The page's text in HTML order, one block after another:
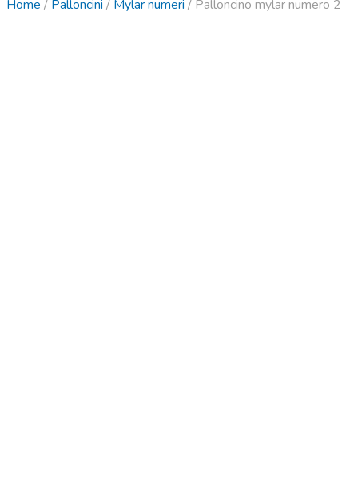
Home / Palloncini / Mylar numeri / Palloncino mylar numero 2